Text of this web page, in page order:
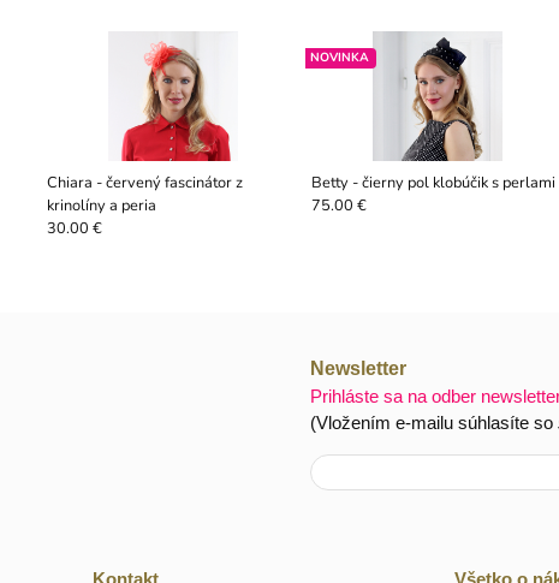
Chiara - červený fascinátor z
krinolíny a peria
30.00 €
Betty - čierny pol klobúčik s perlami
NOVINKA
75.00 €
Newsletter
Prihláste sa na odber
(Vložením e-mailu súhlasíte so